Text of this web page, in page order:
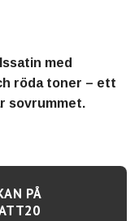
med
röda toner – ett
sovrummet.
PÅ